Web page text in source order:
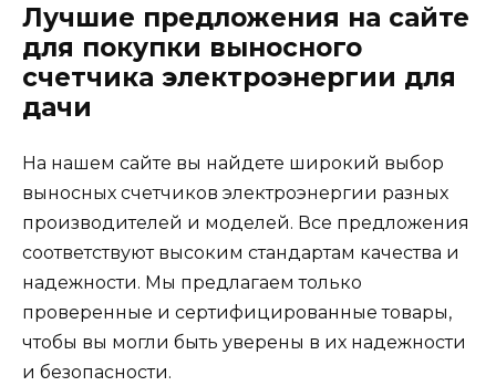
Лучшие предложения на сайте
для покупки выносного
счетчика электроэнергии для
дачи
На нашем сайте вы найдете широкий выбор
выносных счетчиков электроэнергии разных
производителей и моделей. Все предложения
соответствуют высоким стандартам качества и
надежности. Мы предлагаем только
проверенные и сертифицированные товары,
чтобы вы могли быть уверены в их надежности
и безопасности.